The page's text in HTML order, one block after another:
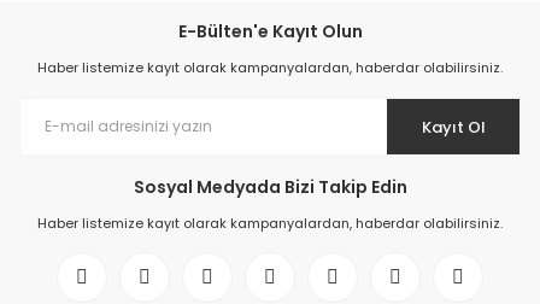
E-Bülten'e Kayıt Olun
Haber listemize kayıt olarak kampanyalardan, haberdar olabilirsiniz.
Kayıt Ol
Sosyal Medyada Bizi Takip Edin
Haber listemize kayıt olarak kampanyalardan, haberdar olabilirsiniz.